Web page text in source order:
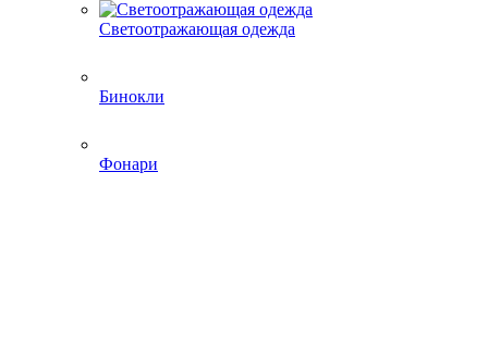
Светоотражающая одежда
Бинокли
Фонари